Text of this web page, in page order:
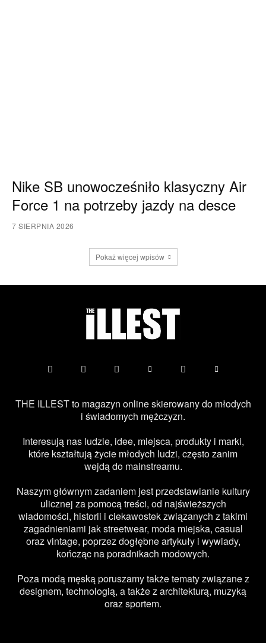
Nike SB unowocześniło klasyczny Air
Force 1 na potrzeby jazdy na desce
7 SIERPNIA 2026
Pokaż więcej wpisów
THE ILLEST to magazyn online skierowany do młodych
i świadomych mężczyzn.
Interesują nas ludzie, idee, miejsca, produkty i marki,
które kształtują życie młodych ludzi, często zanim
wejdą do mainstreamu.
Naszym głównym zadaniem jest przedstawianie kultury
ulicznej za pomocą treści, od najświeższych
wiadomości, historii i ciekawostek związanych z takimi
zagadnieniami jak streetwear, moda miejska, casual
oraz vintage, poprzez dogłębne artykuły i wywiady,
kończąc na poradnikach modowych.
Poza modą męską poruszamy także tematy związane z
designem, technologią, a także z architekturą, muzyką
oraz sportem.